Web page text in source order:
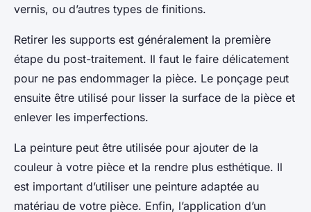
vernis, ou d’autres types de finitions.
Retirer les supports est généralement la première
étape du post-traitement. Il faut le faire délicatement
pour ne pas endommager la pièce. Le ponçage peut
ensuite être utilisé pour lisser la surface de la pièce et
enlever les imperfections.
La peinture peut être utilisée pour ajouter de la
couleur à votre pièce et la rendre plus esthétique. Il
est important d’utiliser une peinture adaptée au
matériau de votre pièce. Enfin, l’application d’un